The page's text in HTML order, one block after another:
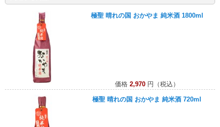
極聖 晴れの国 おかやま 純米酒 1800ml
価格 2,970円（税込）
極聖 晴れの国 おかやま 純米酒 720ml